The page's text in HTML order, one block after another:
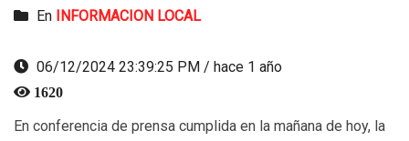
En INFORMACION LOCAL
06/12/2024 23:39:25 PM / hace 1 año
1620
En conferencia de prensa cumplida en la mañana de hoy, la